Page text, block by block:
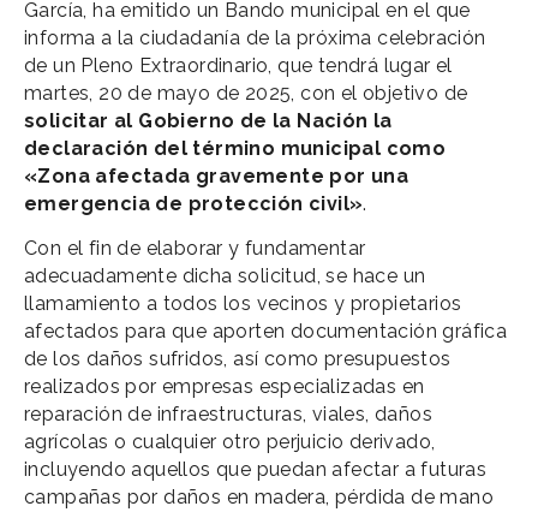
García, ha emitido un Bando municipal en el que
informa a la ciudadanía de la próxima celebración
de un Pleno Extraordinario, que tendrá lugar el
martes, 20 de mayo de 2025, con el objetivo de
solicitar al Gobierno de la Nación la
declaración del término municipal como
«Zona afectada gravemente por una
emergencia de protección civil».
Con el fin de elaborar y fundamentar
adecuadamente dicha solicitud, se hace un
llamamiento a todos los vecinos y propietarios
afectados para que aporten documentación gráfica
de los daños sufridos, así como presupuestos
realizados por empresas especializadas en
reparación de infraestructuras, viales, daños
agrícolas o cualquier otro perjuicio derivado,
incluyendo aquellos que puedan afectar a futuras
campañas por daños en madera, pérdida de mano